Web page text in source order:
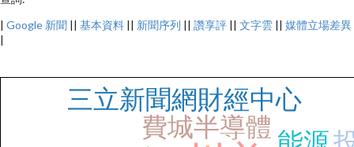
| Google 新聞 || 基本資料 || 新聞序列 || 讚享評 || 文字雲 || 媒體立場差異
|
費城半導體
三立新聞網財經中心